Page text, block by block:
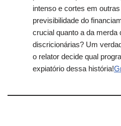
intenso e cortes em
previsibilidade do
crucial quanto a da
discricionárias? Um
o relator decide qual
expiatório dessa história!